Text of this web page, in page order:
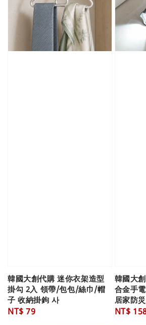
韓國大創代購 迷你衣架造型
掛勾 2入 領帶/包包/絲巾/帽
子 收納掛鉤 사
Regular
NT$ 79
韓國大
合金手
居家防
Regular
NT$